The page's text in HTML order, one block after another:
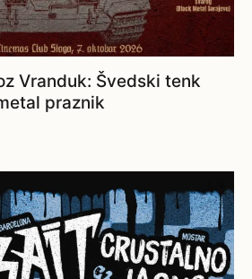
Vranduk: Švedski tenk
praznik